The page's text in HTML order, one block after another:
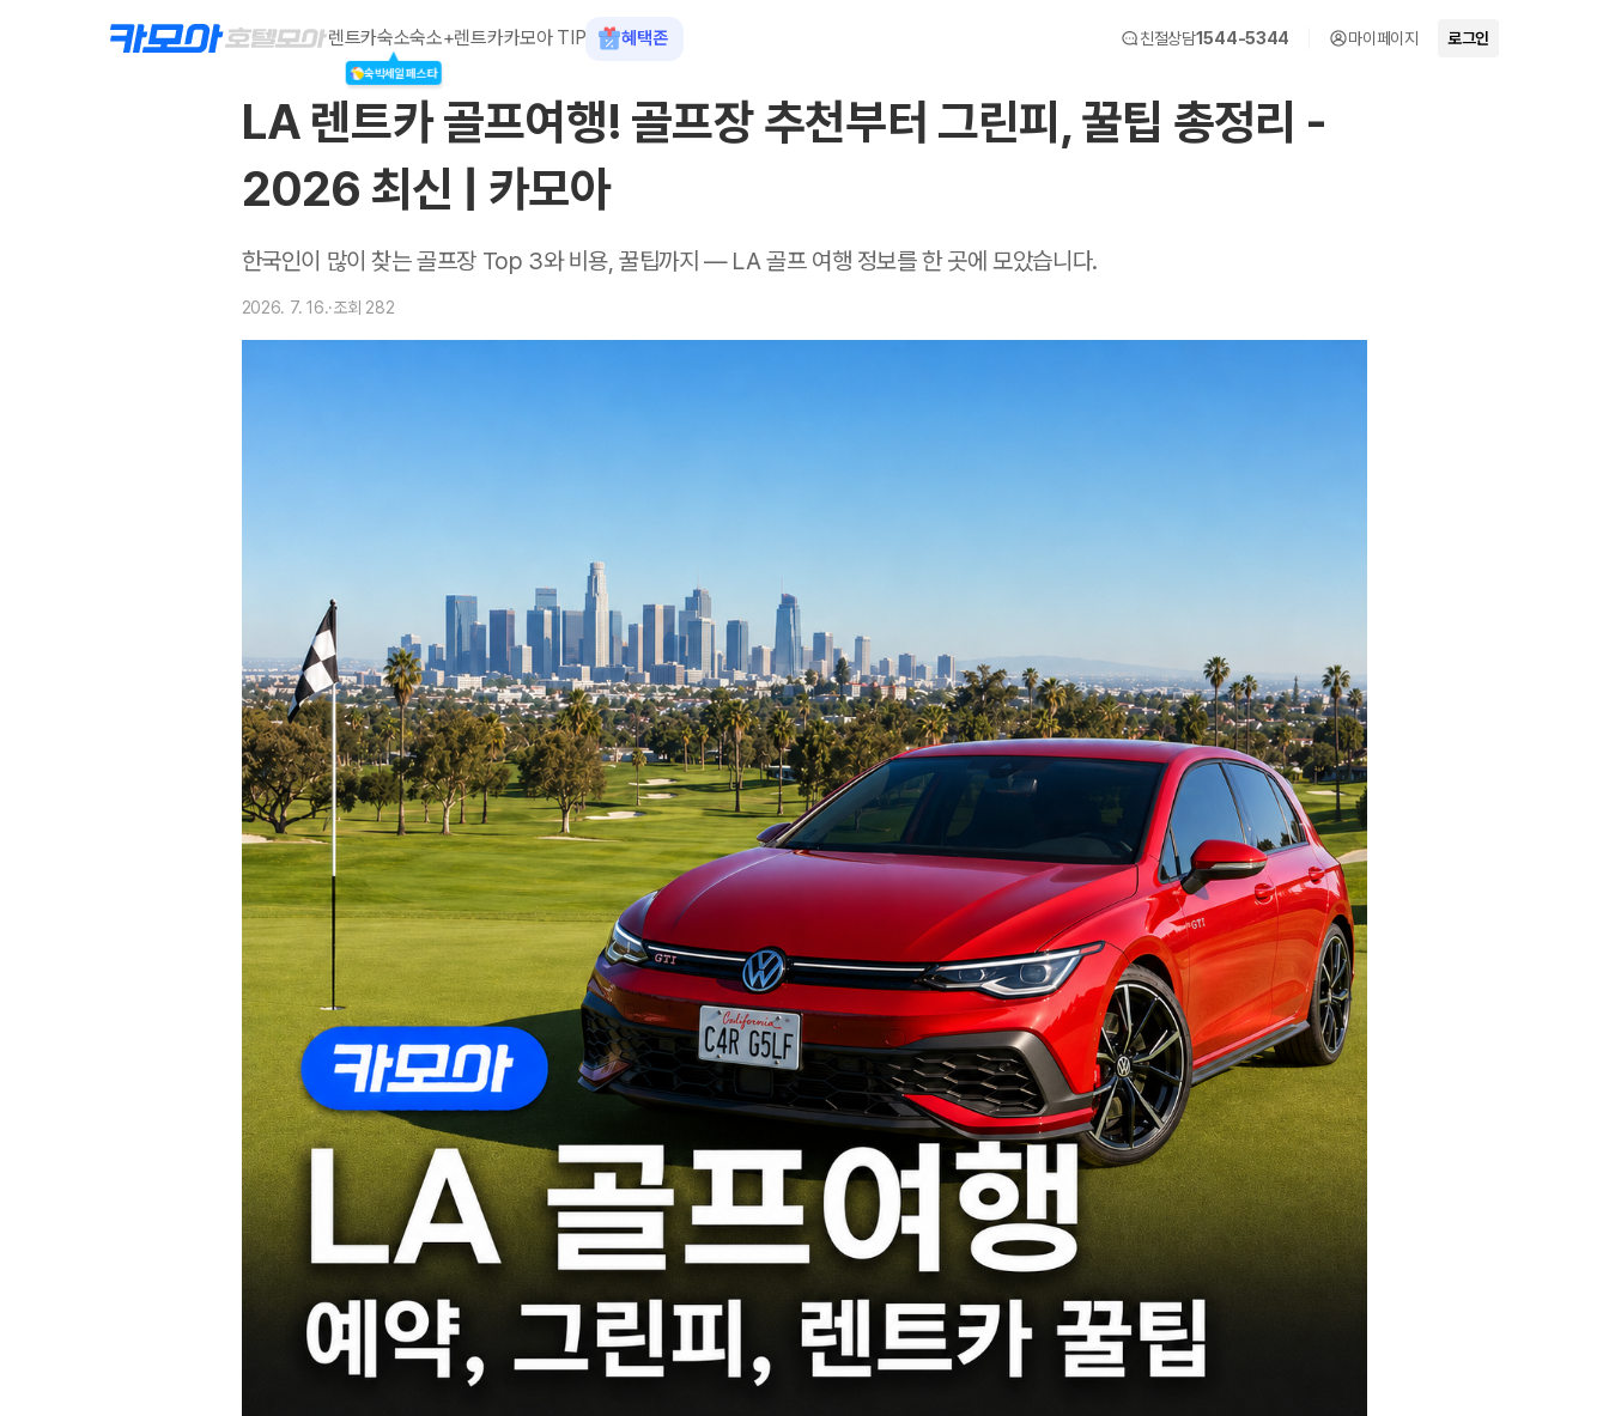
렌트카숙소
숙박세일페스타
숙소+렌트카카모아 TIP 혜택존 친절상담1544-5344 마이페이지 로그인
LA 렌트카 골프여행! 골프장 추천부터 그린피, 꿀팁 총정리 -
2026 최신 | 카모아
한국인이 많이 찾는 골프장 Top 3와 비용, 꿀팁까지 — LA 골프 여행 정보를 한 곳에 모았습니다.
2026. 7. 16.·조회 282